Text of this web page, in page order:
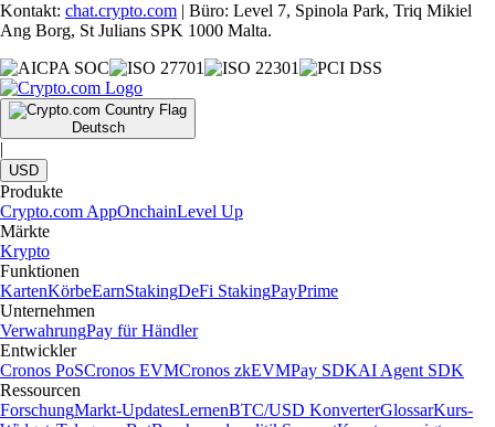
Kontakt: chat.crypto.com | Büro: Level 7, Spinola Park, Triq Mikiel
Ang Borg, St Julians SPK 1000 Malta.
Deutsch
|
USD
Produkte
Crypto.com AppOnchainLevel Up
Märkte
Krypto
Funktionen
KartenKörbeEarnStakingDeFi StakingPayPrime
Unternehmen
VerwahrungPay für Händler
Entwickler
Cronos PoSCronos EVMCronos zkEVMPay SDKAI Agent SDK
Ressourcen
ForschungMarkt-UpdatesLernenBTC/USD KonverterGlossarKurs-